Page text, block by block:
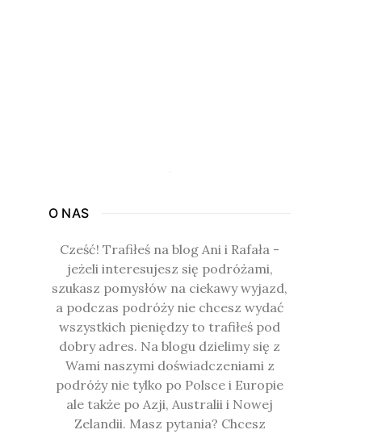
O NAS
Cześć! Trafiłeś na blog Ani i Rafała -
jeżeli interesujesz się podróżami,
szukasz pomysłów na ciekawy wyjazd,
a podczas podróży nie chcesz wydać
wszystkich pieniędzy to trafiłeś pod
dobry adres. Na blogu dzielimy się z
Wami naszymi doświadczeniami z
podróży nie tylko po Polsce i Europie
ale także po Azji, Australii i Nowej
Zelandii. Masz pytania? Chcesz